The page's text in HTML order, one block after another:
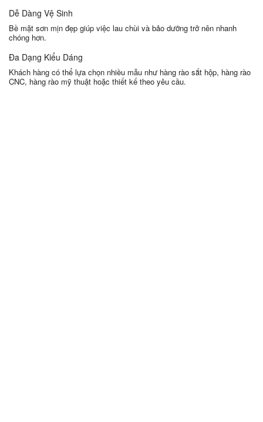
Dễ Dàng Vệ Sinh
Bề mặt sơn mịn đẹp giúp việc lau chùi và bảo dưỡng trở nên nhanh
chóng hơn.
Đa Dạng Kiểu Dáng
Khách hàng có thể lựa chọn nhiều mẫu như hàng rào sắt hộp, hàng rào
CNC, hàng rào mỹ thuật hoặc thiết kế theo yêu cầu.